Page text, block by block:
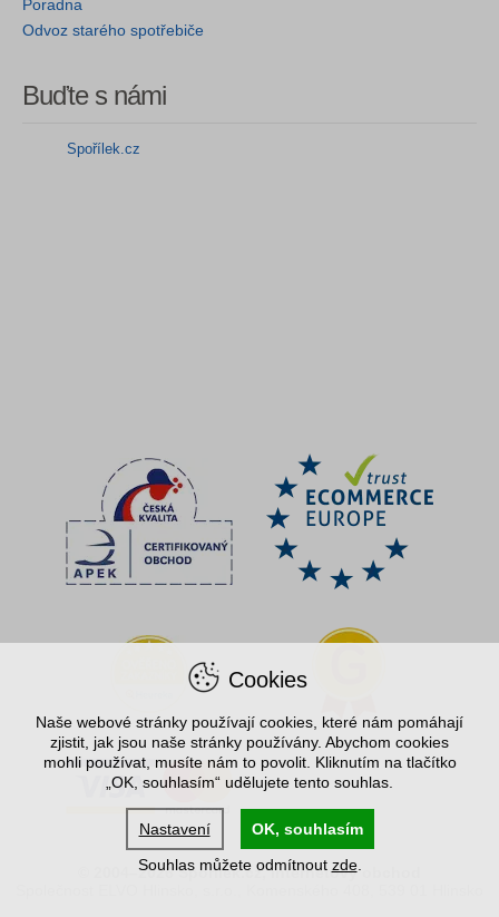
Poradna
Odvoz starého spotřebiče
Buďte s námi
Spořílek.cz
© 2004–2026 Spořílek.cz, internetový obchod
Cookies
Naše webové stránky používají cookies, které nám pomáhají
zjistit, jak jsou naše stránky používány. Abychom cookies
mohli používat, musíte nám to povolit. Kliknutím na tlačítko
„OK, souhlasím“ udělujete tento souhlas.
Nastavení
OK, souhlasím
Souhlas můžete odmítnout zde.